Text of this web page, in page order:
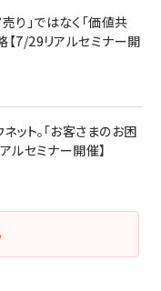
り」ではなく「価値共
7/29リアルセミナー開
ト。「お客さまのお困
ルセミナー開催】